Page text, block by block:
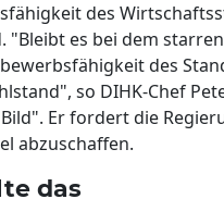
des
"Bleibt es bei dem
des
so DIHK-Chef
Er fordert die
abzuschaffen.
das